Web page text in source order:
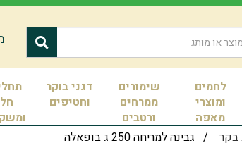
לחמים
ומוצרי
מאפה
שימורים
ממרחים
ורטבים
דגני בוקר
וחטיפים
בקר / גבינה למריחה 250 ג בופאלה